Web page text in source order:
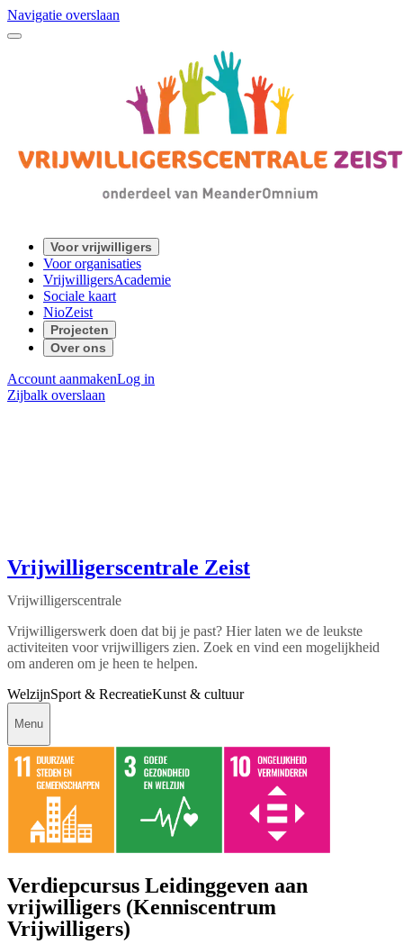
Navigatie overslaan
Voor vrijwilligers
Voor organisaties
VrijwilligersAcademie
Sociale kaart
NioZeist
Projecten
Over ons
Account aanmakenLog in
Zijbalk overslaan
Vrijwilligerscentrale Zeist
Vrijwilligerscentrale
Vrijwilligerswerk doen dat bij je past? Hier laten we de leukste
activiteiten voor vrijwilligers zien. Zoek en vind een mogelijkheid
om anderen om je heen te helpen.
WelzijnSport & RecreatieKunst & cultuur
Menu
Verdiepcursus Leidinggeven aan
vrijwilligers (Kenniscentrum
Vrijwilligers)